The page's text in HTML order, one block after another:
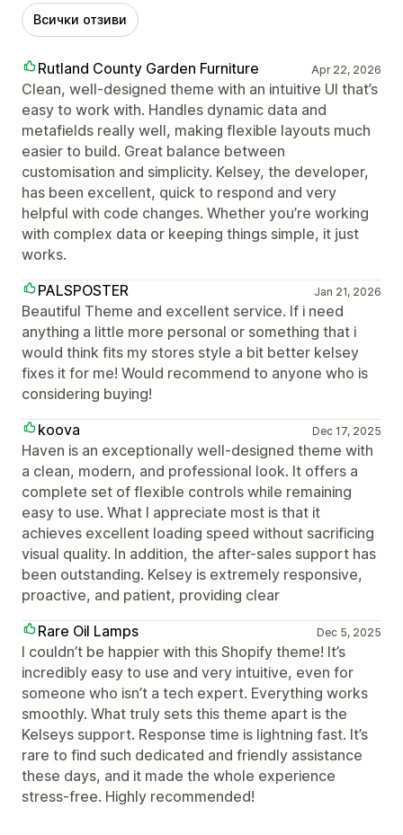
Всички отзиви
Rutland County Garden Furniture Apr 22, 2026
Clean, well-designed theme with an intuitive UI that’s
easy to work with. Handles dynamic data and
metafields really well, making flexible layouts much
easier to build. Great balance between
customisation and simplicity. Kelsey, the developer,
has been excellent, quick to respond and very
helpful with code changes. Whether you’re working
with complex data or keeping things simple, it just
works.
PALSPOSTER
Jan 21, 2026
Beautiful Theme and excellent service. If i need
anything a little more personal or something that i
would think fits my stores style a bit better kelsey
fixes it for me! Would recommend to anyone who is
considering buying!
koova
Dec 17, 2025
Haven is an exceptionally well-designed theme with
a clean, modern, and professional look. It offers a
complete set of flexible controls while remaining
easy to use. What I appreciate most is that it
achieves excellent loading speed without sacrificing
visual quality. In addition, the after-sales support has
been outstanding. Kelsey is extremely responsive,
proactive, and patient, providing clear
Rare Oil Lamps
Dec 5, 2025
I couldn’t be happier with this Shopify theme! It’s
incredibly easy to use and very intuitive, even for
someone who isn’t a tech expert. Everything works
smoothly. What truly sets this theme apart is the
Kelseys support. Response time is lightning fast. It’s
rare to find such dedicated and friendly assistance
these days, and it made the whole experience
stress-free. Highly recommended!